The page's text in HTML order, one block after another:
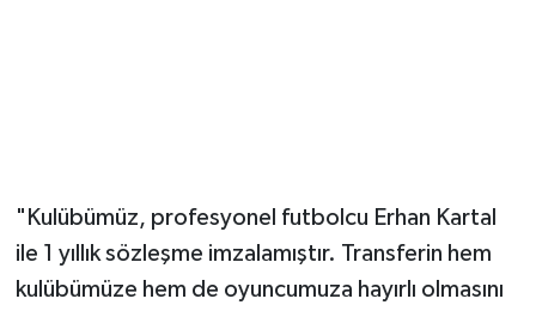
"Kulübümüz, profesyonel futbolcu Erhan Kartal
ile 1 yıllık sözleşme imzalamıştır. Transferin hem
kulübümüze hem de oyuncumuza hayırlı olmasını